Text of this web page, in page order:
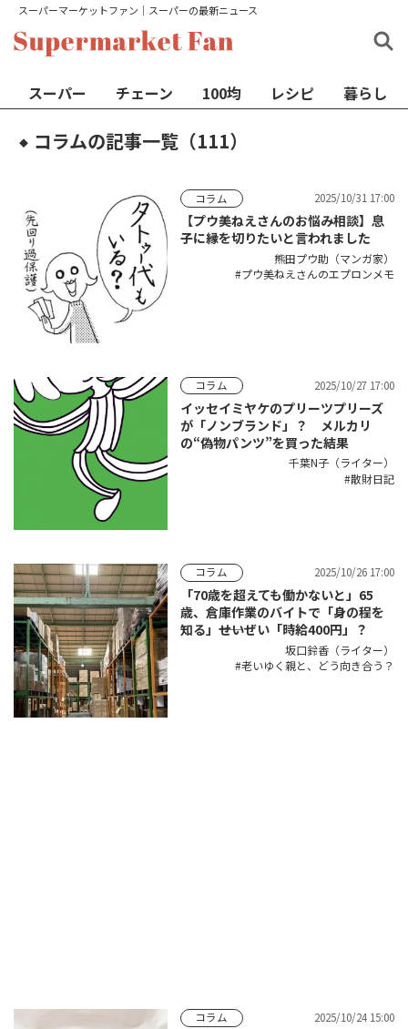
スーパーマーケットファン│スーパーの最新ニュース
スーパー チェーン 100均 レシピ 暮らし
◆ コラムの記事一覧（111）
コラム 2025/10/31 17:00
【プウ美ねえさんのお悩み相談】息
子に縁を切りたいと言われました
熊田プウ助（マンガ家）
プウ美ねえさんのエプロンメモ
コラム 2025/10/27 17:00
イッセイミヤケのプリーツプリーズ
が「ノンブランド」？ メルカリ
の“偽物パンツ”を買った結果
千葉N子（ライター）
散財日記
コラム 2025/10/26 17:00
「70歳を超えても働かないと」65
歳、倉庫作業のバイトで「身の程を
知る」――せいぜい「時給400円」？
坂口鈴香（ライター）
老いゆく親と、どう向き合う？
コラム 2025/10/24 15:00